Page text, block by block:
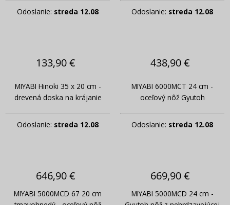
Odoslanie: streda 12.08 Odoslanie: streda 12.08
133,90 €
MIYABI Hinoki 35 x 20 cm -
drevená doska na krájanie
Odoslanie: streda 12.08
438,90 €
MIYABI 6000MCT 24 cm -
oceľový nôž Gyutoh
Odoslanie: streda 12.08
646,90 €
MIYABI 5000MCD 67 20 cm
669,90 €
MIYABI 5000MCD 24 cm -